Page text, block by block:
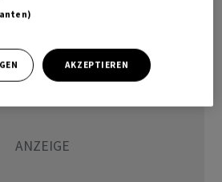
ausgegangen.
AKZEPTIEREN